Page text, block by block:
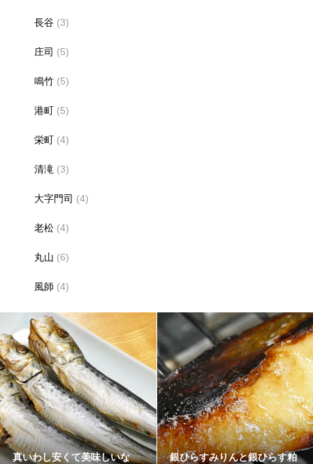
長谷 (3)
庄司 (5)
鳴竹 (5)
港町 (5)
栄町 (4)
清滝 (3)
大字門司 (4)
老松 (4)
丸山 (6)
風師 (4)
真いわし安くて美味しいな
銀ひらすみりんと銀ひらす粕